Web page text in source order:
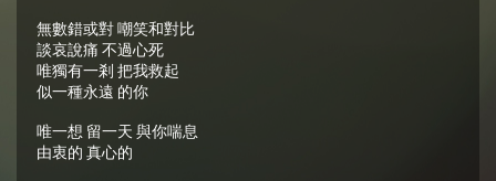
無數錯或對 嘲笑和對比
談哀說痛 不過心死
唯獨有一剎 把我救起
似一種永遠 的你
唯一想 留一天 與你喘息
由衷的 真心的